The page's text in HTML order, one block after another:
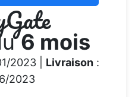
6 mois
2023 | Livraison :
2023